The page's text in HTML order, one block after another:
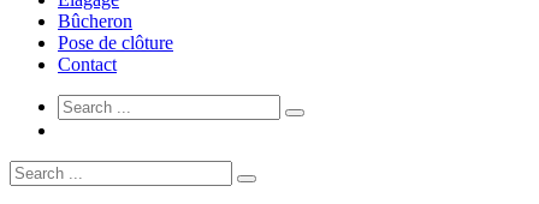
Bûcheron
Pose de clôture
Contact